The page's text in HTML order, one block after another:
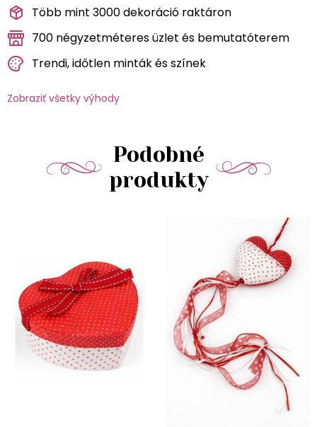
Több mint 3000 dekoráció raktáron
700 négyzetméteres üzlet és bemutatóterem
Trendi, időtlen minták és színek
Zobraziť všetky výhody
Podobné
produkty